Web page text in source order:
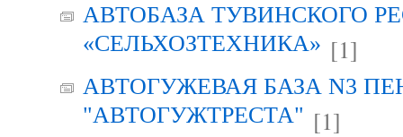
АВТОБАЗА ТУВИНСКОГО
«СЕЛЬХОЗТЕХНИКА» [1]
АВТОГУЖЕВАЯ БАЗА N3
"АВТОГУЖТРЕСТА" [1]